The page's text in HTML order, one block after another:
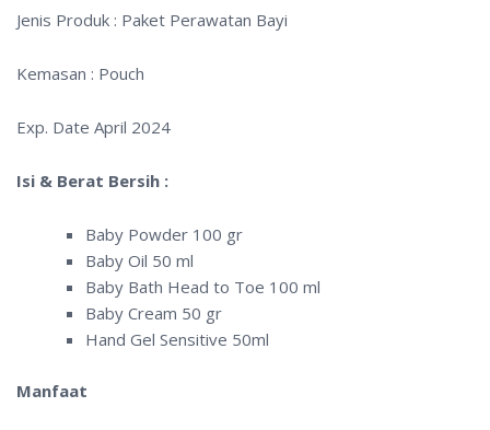
Jenis Produk : Paket Perawatan Bayi
Kemasan : Pouch
Exp. Date April 2024
Isi & Berat Bersih :
Baby Powder 100 gr
Baby Oil 50 ml
Baby Bath Head to Toe 100 ml
Baby Cream 50 gr
Hand Gel Sensitive 50ml
Manfaat